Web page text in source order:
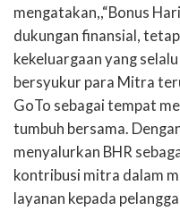
mengatakan,,“Bonus
dukungan finansial,
kekeluargaan yang
bersyukur para Mitra
GoTo sebagai tempat
tumbuh bersama.
menyalurkan BHR
kontribusi mitra dalam
layanan kepada